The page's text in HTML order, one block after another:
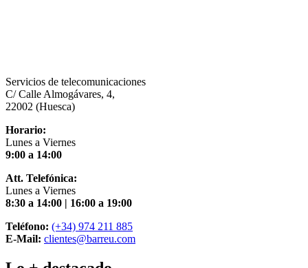
Servicios de telecomunicaciones
C/ Calle Almogávares, 4,
22002 (Huesca)
Horario:
Lunes a Viernes
9:00 a 14:00
Att. Telefónica:
Lunes a Viernes
8:30 a 14:00 | 16:00 a 19:00
Teléfono: (+34) 974 211 885
E-Mail: clientes@barreu.com